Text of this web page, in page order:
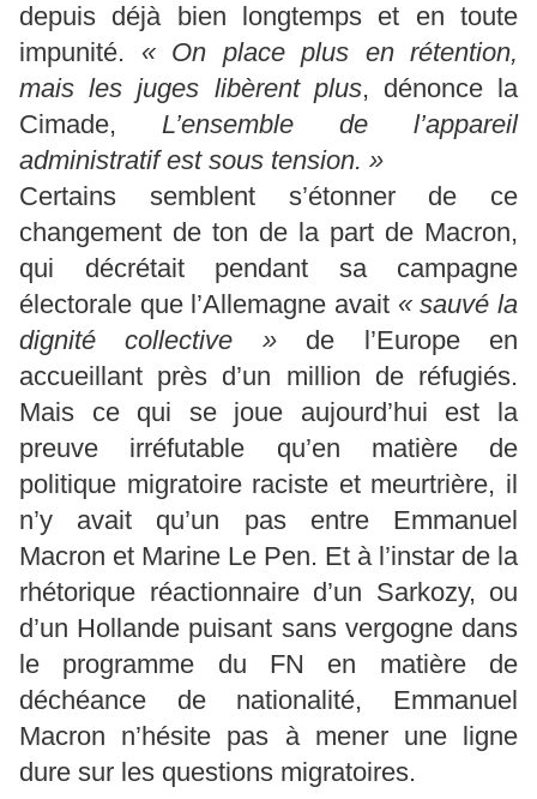
depuis déjà bien longtemps et en toute
impunité. « On place plus en rétention,
mais les juges libèrent plus, dénonce la
Cimade, L’ensemble de l’appareil
administratif est sous tension. »
Certains semblent s’étonner de ce
changement de ton de la part de Macron,
qui décrétait pendant sa campagne
électorale que l’Allemagne avait « sauvé la
dignité collective »de l’Europe en
accueillant près d’un million de réfugiés.
Mais ce qui se joue aujourd’hui est la
preuve irréfutable qu’en matière de
politique migratoire raciste et meurtrière, il
n’y avait qu’un pas entre Emmanuel
Macron et Marine Le Pen. Et à l’instar de la
rhétorique réactionnaire d’un Sarkozy, ou
d’un Hollande puisant sans vergogne dans
le programme du FN en matière de
déchéance de nationalité, Emmanuel
Macron n’hésite pas à mener une ligne
dure sur les questions migratoires.